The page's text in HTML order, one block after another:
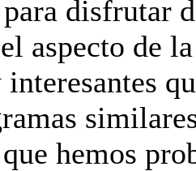
disfrutar
aspecto de
interesantes
hemos